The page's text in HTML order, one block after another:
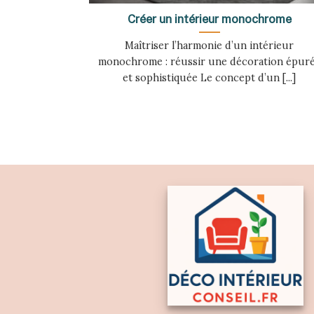
Créer un intérieur monochrome
Maîtriser l’harmonie d’un intérieur
monochrome : réussir une décoration
et sophistiquée Le concept d’un [...]